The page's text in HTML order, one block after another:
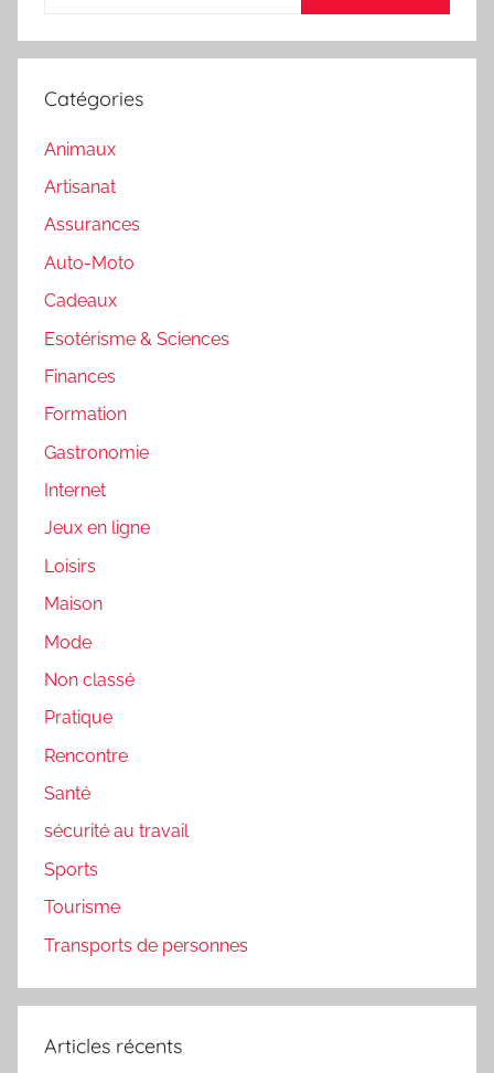
Catégories
Animaux
Artisanat
Assurances
Auto-Moto
Cadeaux
Esotérisme & Sciences
Finances
Formation
Gastronomie
Internet
Jeux en ligne
Loisirs
Maison
Mode
Non classé
Pratique
Rencontre
Santé
sécurité au travail
Sports
Tourisme
Transports de personnes
Articles récents